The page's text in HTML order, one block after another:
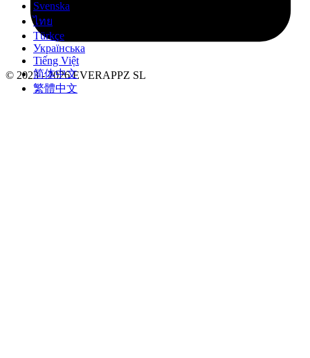
Svenska
ไทย
Türkçe
Українська
Tiếng Việt
简体中文
繁體中文
© 2023 - 2026 EVERAPPZ SL